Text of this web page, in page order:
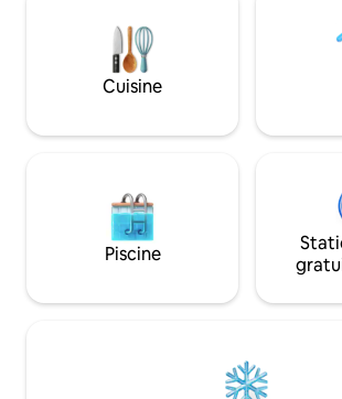
l'autre avec toilettes. -
Cuisine
Piscine